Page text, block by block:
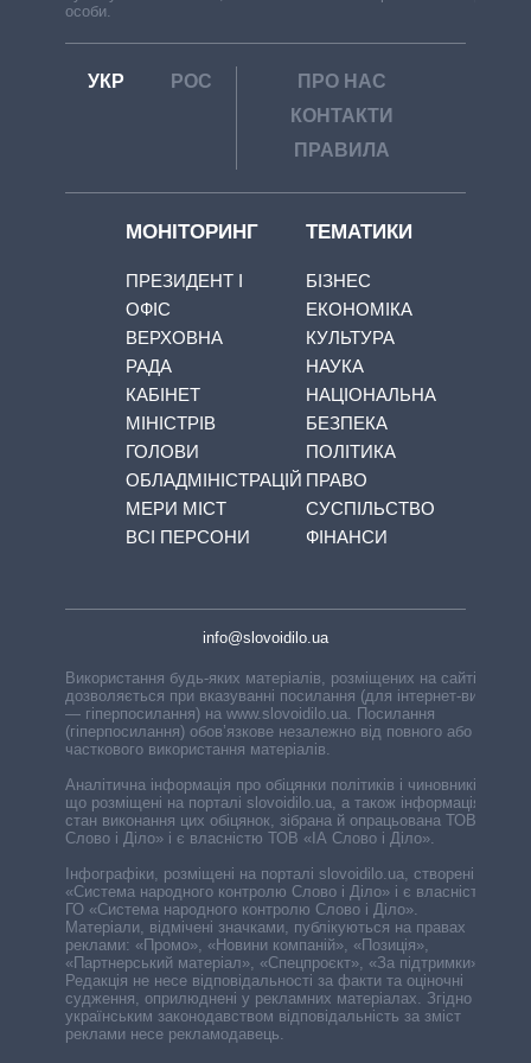
особи.
УКР РОС
ПРО НАС
КОНТАКТИ
ПРАВИЛА
МОНІТОРИНГ
ПРЕЗИДЕНТ І
ОФІС
ВЕРХОВНА
РАДА
КАБІНЕТ
МІНІСТРІВ
ГОЛОВИ
ОБЛАДМІНІСТРАЦІЙ
МЕРИ МІСТ
ВСІ ПЕРСОНИ
ТЕМАТИКИ
БІЗНЕС
ЕКОНОМІКА
КУЛЬТУРА
НАУКА
НАЦІОНАЛЬНА
БЕЗПЕКА
ПОЛІТИКА
ПРАВО
СУСПІЛЬСТВО
ФІНАНСИ
info@slovoidilo.ua
Використання будь-яких матеріалів, розміщених на сайті,
дозволяється при вказуванні посилання (для інтернет-видань
— гіперпосилання) на www.slovoidilo.ua. Посилання
(гіперпосилання) обов’язкове незалежно від повного або
часткового використання матеріалів.
Аналітична інформація про обіцянки політиків і чиновників,
що розміщені на порталі slovoidilo.ua, а також інформація про
стан виконання цих обіцянок, зібрана й опрацьована ТОВ «ІА
Слово і Діло» і є власністю ТОВ «ІА Слово і Діло».
Інфографіки, розміщені на порталі slovoidilo.ua, створені ГО
«Система народного контролю Слово і Діло» і є власністю
ГО «Система народного контролю Слово і Діло».
Матеріали, відмічені значками, публікуються на правах
реклами: «Промо», «Новини компаній», «Позиція»,
«Партнерський матеріал», «Спецпроєкт», «За підтримки».
Редакція не несе відповідальності за факти та оціночні
судження, оприлюднені у рекламних матеріалах. Згідно з
українським законодавством відповідальність за зміст
реклами несе рекламодавець.